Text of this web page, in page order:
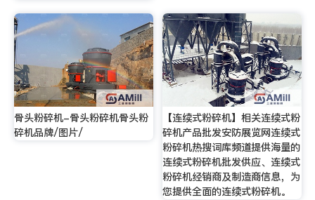
骨头粉碎机-骨头粉碎机骨头粉
碎机品牌/图片/
【连续式粉碎机】相关连续式粉
碎机产品批发安防展览网连续式
粉碎机热搜词库频道提供海量的
连续式粉碎机批发供应、连续式
粉碎机经销商及制造商信息，为
您提供全面的连续式粉碎机。